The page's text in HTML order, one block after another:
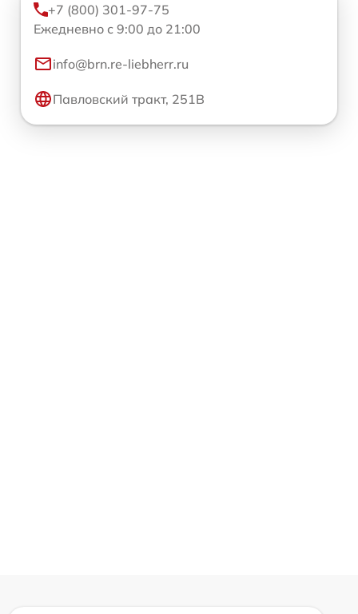
+7 (800) 301-97-75
Ежедневно с 9:00 до 21:00
info@brn.re-liebherr.ru
Павловский тракт, 251В